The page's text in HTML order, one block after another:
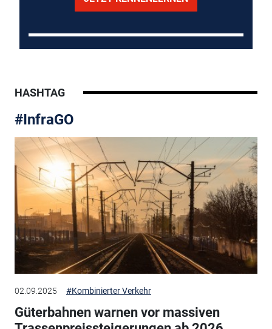
HASHTAG
#InfraGO
02.09.2025 #Kombinierter Verkehr
Güterbahnen warnen vor massiven